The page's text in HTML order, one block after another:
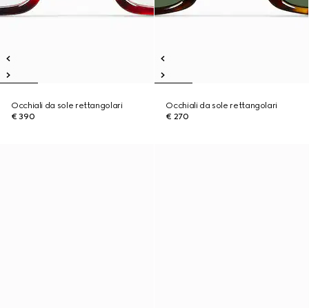
Occhiali da sole rettangolari
€ 390
Occhiali da sole rettangolari
€ 270